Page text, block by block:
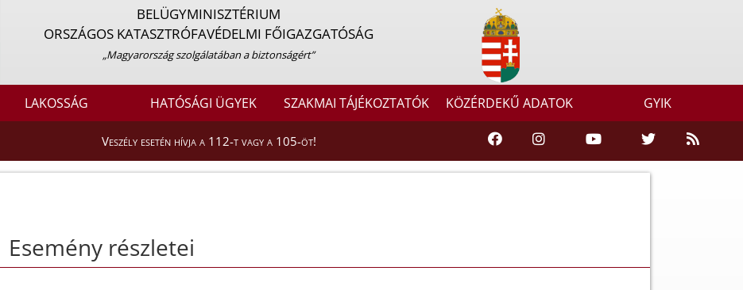
BELÜGYMINISZTÉRIUM
ORSZÁGOS KATASZTRÓFAVÉDELMI FŐIGAZGATÓSÁG
„Magyarország szolgálatában a biztonságért”
LAKOSSÁG HATÓSÁGI ÜGYEK SZAKMAI TÁJÉKOZTATÓK KÖZÉRDEKŰ ADATOK GYIK
Veszély esetén hívja a 112-t vagy a 105-öt!
Esemény részletei